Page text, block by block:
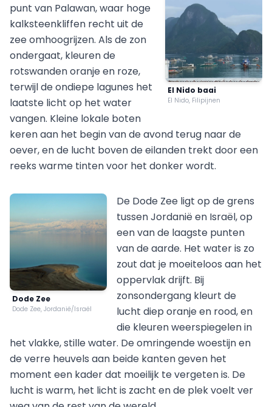
El Nido baai
El Nido, Filipijnen
punt van Palawan, waar hoge
kalksteenkliffen recht uit de
zee omhoogrijzen. Als de zon
ondergaat, kleuren de
rotswanden oranje en roze,
terwijl de ondiepe lagunes het
laatste licht op het water
vangen. Kleine lokale boten
keren aan het begin van de avond terug naar de
oever, en de lucht boven de eilanden trekt door een
reeks warme tinten voor het donker wordt.
Dode Zee
Dode Zee, Jordanië/Israël
De Dode Zee ligt op de grens
tussen Jordanië en Israël, op
een van de laagste punten
van de aarde. Het water is zo
zout dat je moeiteloos aan het
oppervlak drijft. Bij
zonsondergang kleurt de
lucht diep oranje en rood, en
die kleuren weerspiegelen in
het vlakke, stille water. De omringende woestijn en
de verre heuvels aan beide kanten geven het
moment een kader dat moeilijk te vergeten is. De
lucht is warm, het licht is zacht en de plek voelt ver